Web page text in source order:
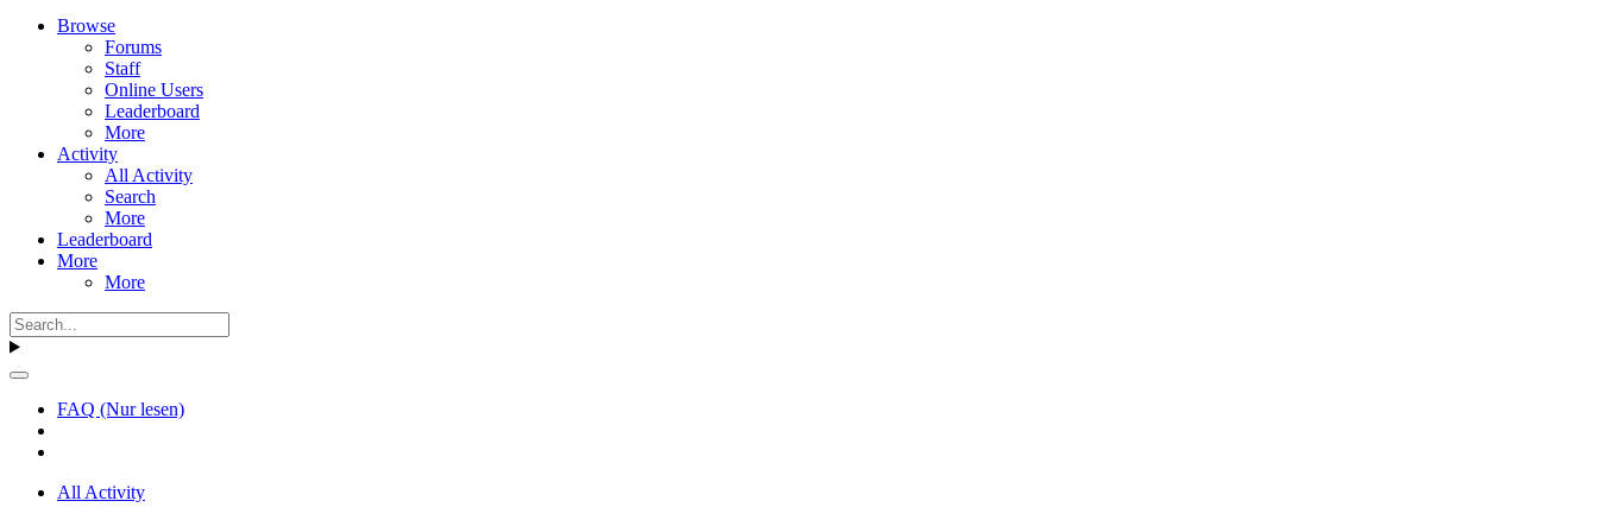
Browse
Forums
Staff
Online Users
Leaderboard
More
Activity
All Activity
Search
More
Leaderboard
More
More
FAQ (Nur lesen)
All Activity